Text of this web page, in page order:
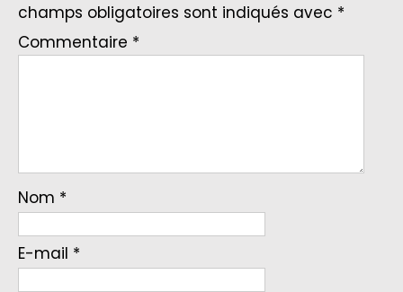
champs obligatoires sont indiqués avec *
Commentaire *
Nom *
E-mail *